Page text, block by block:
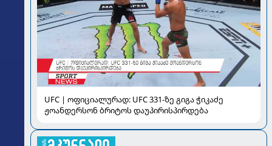
UFC | ოფიციალურად: UFC 331-ზე გიგა ჭიკაძე
ჟოანდერსონ ბრიტოს დაუპირისპირდება